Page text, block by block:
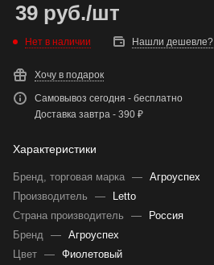
39 руб./шт
Нет в наличии Нашли дешевле?
Хочу в подарок
Самовывоз сегодня - бесплатно
Доставка завтра - 390 ₽
Характеристики
Бренд, торговая марка — Агроуспех
Производитель
—
Letto
Страна производитель
—
Россия
Бренд — Агроуспех
Цвет — Фиолетовый